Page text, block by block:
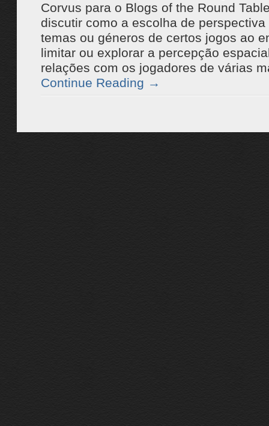
Corvus para o Blogs of the Round
discutir como a escolha de perspectiva
temas ou géneros de certos jogos ao
limitar ou explorar a percepção
relações com os jogadores de várias
Continue Reading →